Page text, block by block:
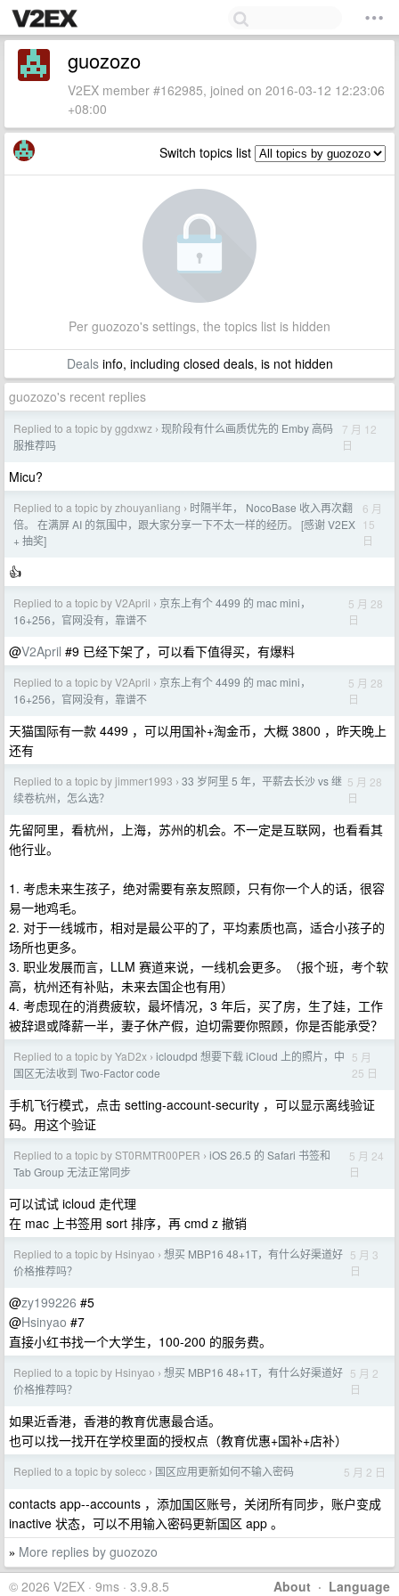
guozozo
V2EX member #162985, joined on 2016-03-12 12:23:06
+08:00
Switch topics list
Per guozozo's settings, the topics list is hidden
Dealsinfo, including closed deals, is not hidden
guozozo's recent replies
Replied to a topic by ggdxwz › 现阶段有什么画质优先的 Emby 高码
服推荐吗
7 月 12
日
Micu?
Replied to a topic by zhouyanliang › 时隔半年， NocoBase 收入再次翻
倍。 在满屏 AI 的氛围中，跟大家分享一下不太一样的经历。 [感谢 V2EX
+ 抽奖]
6 月
15
日
👍
Replied to a topic by V2April › 京东上有个 4499 的 mac mini，
16+256，官网没有，靠谱不
5 月 28
日
@V2April #9 已经下架了，可以看下值得买，有爆料
Replied to a topic by V2April › 京东上有个 4499 的 mac mini，
16+256，官网没有，靠谱不
5 月 28
日
天猫国际有一款 4499 ，可以用国补+淘金币，大概 3800 ，昨天晚上
还有
Replied to a topic by jimmer1993 › 33 岁阿里 5 年，平薪去长沙 vs 继
续卷杭州，怎么选？
5 月 28
日
先留阿里，看杭州，上海，苏州的机会。不一定是互联网，也看看其
他行业。
1. 考虑未来生孩子，绝对需要有亲友照顾，只有你一个人的话，很容
易一地鸡毛。
2. 对于一线城市，相对是最公平的了，平均素质也高，适合小孩子的
场所也更多。
3. 职业发展而言，LLM 赛道来说，一线机会更多。（报个班，考个软
高，杭州还有补贴，未来去国企也有用）
4. 考虑现在的消费疲软，最坏情况，3 年后，买了房，生了娃，工作
被辞退或降薪一半，妻子休产假，迫切需要你照顾，你是否能承受？
Replied to a topic by YaD2x › icloudpd 想要下载 iCloud 上的照片，中
国区无法收到 Two-Factor code
5 月
25 日
手机飞行模式，点击 setting-account-security ，可以显示离线验证
码。用这个验证
Replied to a topic by ST0RMTR00PER › iOS 26.5 的 Safari 书签和
Tab Group 无法正常同步
5 月 24
日
可以试试 icloud 走代理
在 mac 上书签用 sort 排序，再 cmd z 撤销
Replied to a topic by Hsinyao › 想买 MBP16 48+1T，有什么好渠道好
价格推荐吗？
5 月 3
日
@zy199226 #5
@Hsinyao #7
直接小红书找一个大学生，100-200 的服务费。
Replied to a topic by Hsinyao › 想买 MBP16 48+1T，有什么好渠道好
价格推荐吗？
5 月 2
日
如果近香港，香港的教育优惠最合适。
也可以找一找开在学校里面的授权点（教育优惠+国补+店补）
Replied to a topic by solecc › 国区应用更新如何不输入密码 5 月 2 日
contacts app--accounts ，添加国区账号，关闭所有同步，账户变成
inactive 状态，可以不用输入密码更新国区 app 。
» More replies by guozozo
About · Language
© 2026 V2EX · 9ms · 3.9.8.5